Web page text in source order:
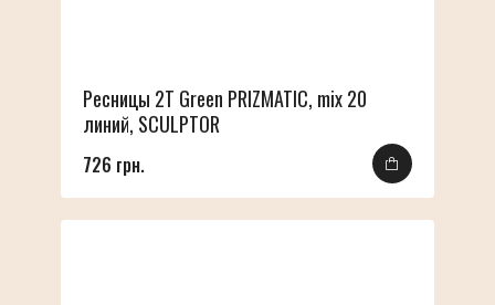
Ресницы 2T Green PRIZMATIC, mix 20
линий, SCULPTOR
726 грн.